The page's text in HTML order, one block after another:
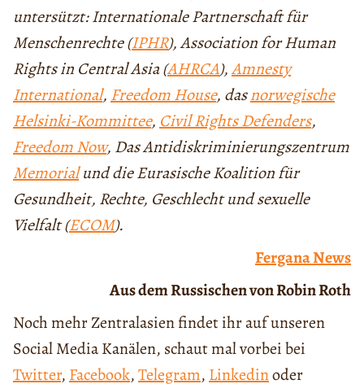
untersützt: Internationale Partnerschaft für
Menschenrechte (IPHR), Association for Human
Rights in Central Asia (AHRCA),Amnesty
International, Freedom House, dasnorwegische
Helsinki-Kommittee, Civil Rights Defenders,
Freedom Now, Das Antidiskriminierungszentrum
Memorialund die Eurasische Koalition für
Gesundheit, Rechte, Geschlecht und sexuelle
Vielfalt (ECOM).
Fergana News
Aus dem Russischen von Robin Roth
Noch mehr Zentralasien findet ihr auf unseren
Social Media Kanälen, schaut mal vorbei bei
Twitter, Facebook,Telegram, Linkedinoder